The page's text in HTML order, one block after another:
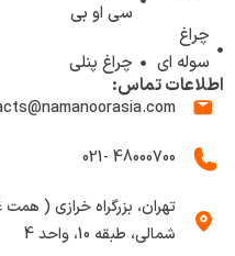
اطلاعات تماس:
48000700 -021
تهران، بزرگراه خرازی (
شمالی، طبقه 10، واحد 4
سی او بی
چراغ پنلی
چراغ
سوله ای